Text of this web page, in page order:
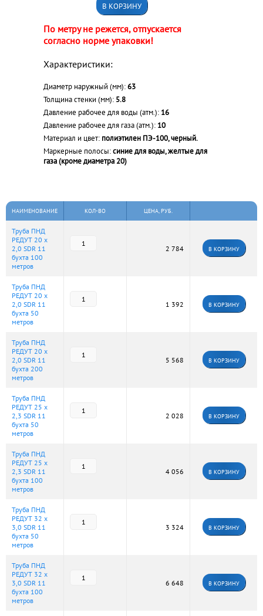
В КОРЗИНУ
По метру не режется, отпускается
согласно норме упаковки!
Характеристики:
Диаметр наружный (мм):63
Толщина стенки (мм): 5.8
Давление рабочее для воды (атм.): 16
Давление рабочее для газа (атм.): 10
Материал и цвет: полиэтилен ПЭ-100, черный.
Маркерные полосы:синие для воды, желтые для
газа (кроме диаметра 20)
НАИМЕНОВАНИЕ КОЛ-ВО ЦЕНА, РУБ.
Труба ПНД
РЕДУТ 20 х
2,0 SDR 11
бухта 100
метров
2 784 В КОРЗИНУ
Труба ПНД
РЕДУТ 20 х
2,0 SDR 11
бухта 50
метров
1 392 В КОРЗИНУ
Труба ПНД
РЕДУТ 20 х
2,0 SDR 11
бухта 200
метров
5 568 В КОРЗИНУ
Труба ПНД
РЕДУТ 25 х
2,3 SDR 11
бухта 50
метров
2 028 В КОРЗИНУ
Труба ПНД
РЕДУТ 25 х
2,3 SDR 11
бухта 100
метров
4 056 В КОРЗИНУ
Труба ПНД
РЕДУТ 32 х
3,0 SDR 11
бухта 50
метров
3 324 В КОРЗИНУ
Труба ПНД
РЕДУТ 32 х
3,0 SDR 11
бухта 100
метров
6 648 В КОРЗИНУ